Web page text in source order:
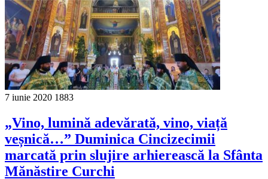
7 iunie 2020 1883
„Vino, lumină adevărată, vino, viață
veșnică…” Duminica Cincizecimii
marcată prin slujire arhierească la Sfânta
Mănăstire Curchi